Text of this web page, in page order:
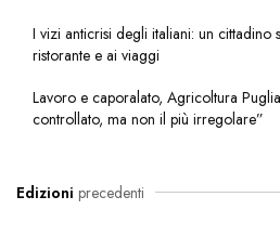
I vizi anticrisi degli italiani: un cittadino
ristorante e ai viaggi
Lavoro e caporalato, Agricoltura
controllato, ma non il più irregolare”
Edizioni precedenti